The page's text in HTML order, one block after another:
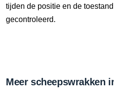
tijden de positie en de
gecontroleerd.
Meer scheepswrakken